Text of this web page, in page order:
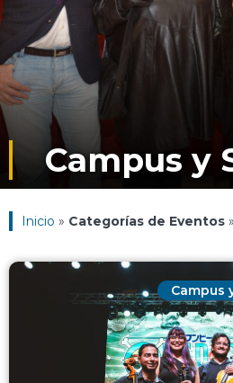
Campus y
Inicio » Categorías de Eventos »
Campus